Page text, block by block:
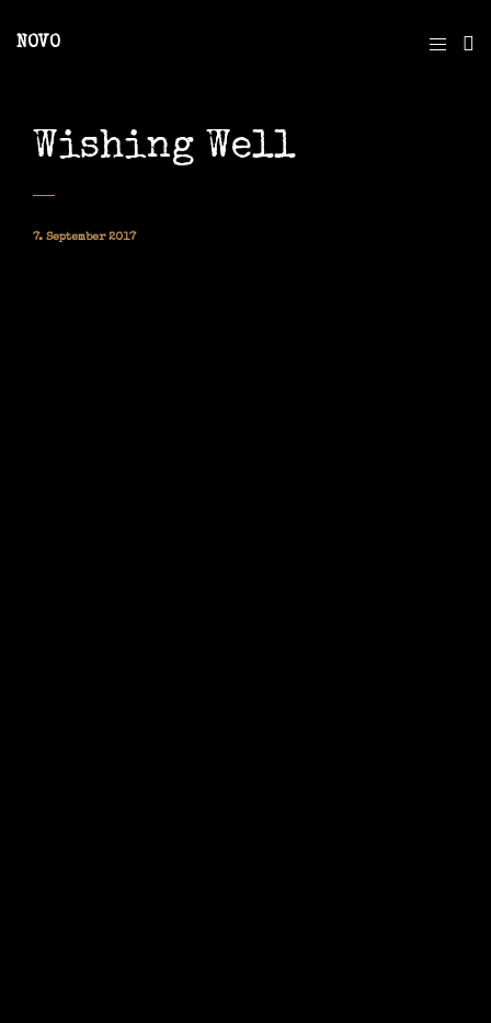
NOVO
Wishing Well
7. September 2017